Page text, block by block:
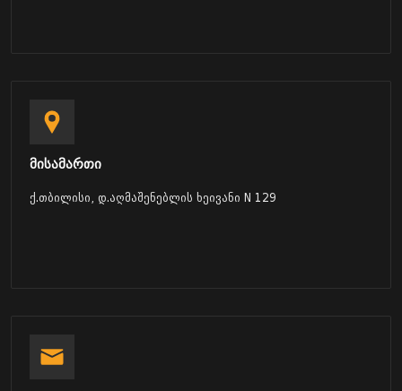
მისამართი
ქ.თბილისი, დ.აღმაშენებლის ხეივანი N 129